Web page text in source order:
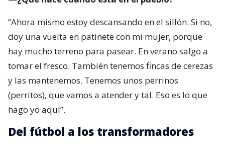
“Ahora mismo estoy descansando en el sillón. Si no,
doy una vuelta en patinete con mi mujer, porque
hay mucho terreno para pasear. En verano salgo a
tomar el fresco. También tenemos fincas de cerezas
y las mantenemos. Tenemos unos perrinos
(perritos), que vamos a atender y tal. Eso es lo que
hago yo aquí”.
Del fútbol a los transformadores